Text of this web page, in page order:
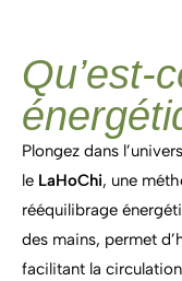
Qu’est-
Plongez dans
le LaHoChi, une
rééquilibrage
des mains, permet
facilitant la